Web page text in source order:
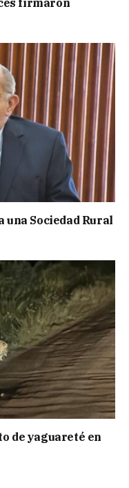
firmaron
una Sociedad Rural
de yaguareté en